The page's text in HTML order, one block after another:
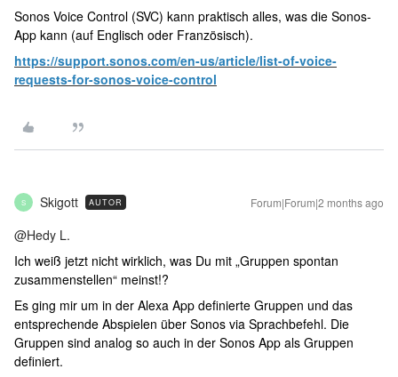
Sonos Voice Control (SVC) kann praktisch alles, was die Sonos-
App kann (auf Englisch oder Französisch).
https://support.sonos.com/en-us/article/list-of-voice-
requests-for-sonos-voice-control
S Skigott AUTOR Forum|Forum|2 months ago
@Hedy L.
Ich weiß jetzt nicht wirklich, was Du mit „Gruppen spontan
zusammenstellen“ meinst!?
Es ging mir um in der Alexa App definierte Gruppen und das
entsprechende Abspielen über Sonos via Sprachbefehl. Die
Gruppen sind analog so auch in der Sonos App als Gruppen
definiert.